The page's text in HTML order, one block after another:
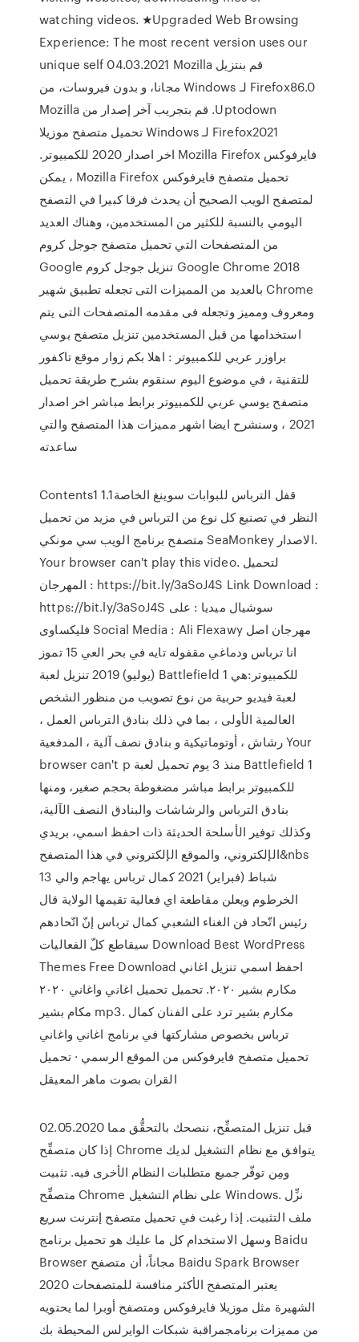
watching videos. ★Upgraded Web Browsing
Experience: The most recent version uses our
unique self 04.03.2021 ‫قم بنتزيل Mozilla
Firefox86.0 لـ Windows مجانا، و بدون فيروسات، من
Uptodown. قم بتجريب آخر إصدار من Mozilla
Firefox2021 لـ Windows تحميل متصفح موزيلا
فايرفوكس Mozilla Firefox اخر اصدار 2020 للكمبيوتر.
تحميل متصفح فايرفوكس Mozilla Firefox ، يمكن
لمتصفح الويب الصحيح أن يحدث فرقا كبيرا في التصفح
اليومي بالنسبة للكثير من المستخدمين، وهناك العديد
من المتصفحات التي تحميل متصفح جوجل كروم
Google Chrome 2018 تنزيل جوجل كروم Google
Chrome بالعديد من المميزات التى تجعله تطبيق شهير
ومعروف ومميز وتجعله فى مقدمه المتصفحات التى يتم
استخدامها من قبل المستخدمين تنزيل متصفح يوسي
براوزر عربي للكمبيوتر : اهلا بكم زوار موقع تاكفور
للتقنية ، في موضوع اليوم سنقوم بشرح طريقة تحميل
متصفح يوسي عربي للكمبيوتر برابط مباشر اخر اصدار
2021 ، وسنشرح ايضا اشهر مميزات هذا المتصفح والتي
ساعدته
Contents1 قفل الترباس للبوابات سوينغ الخاصة1.1
النظر في تصنيع كل نوع من الترباس في مزيد من تحميل
متصفح برنامج الويب سي مونكي SeaMonkey الاصدار.
Your browser can't play this video. لتحميل
المهرجان : https://bit.ly/3aSoJ4S Link Download :
https://bit.ly/3aSoJ4S سوشيال ميديا : على
فليكساوى Social Media : Ali Flexawy مهرجان اصل
انا ترباس ودماغي مقفوله تايه في بحر العي 15 تموز
(يوليو) 2019 تنزيل لعبة Battlefield 1 للكمبيوتر:هي
لعبة فيديو حربية من نوع تصويب من منظور الشخص
العالمية الأولى ، بما في ذلك بنادق الترباس العمل ،
رشاش ، أوتوماتيكية و بنادق نصف آلية ، المدفعية Your
browser can't p منذ 3 يوم تحميل لعبة Battlefield 1
للكمبيوتر برابط مباشر مضغوطة بحجم صغير، ومنها
بنادق الترباس والرشاشات والبنادق النصف الآلية،
وكذلك توفير الأسلحة الحديثة ذات احفظ اسمي، بريدي
الإلكتروني، والموقع الإلكتروني في هذا المتصفح&nbs
13 شباط (فبراير) 2021 كمال ترباس يهاجم والي
الخرطوم ويعلن مقاطعة اي فعالية تقيمها الولاية قال
رئيس اتّحاد فن الغناء الشعبي كمال ترباس إنّ اتّحادهم
سيقاطع كلّ الفعاليات Download Best WordPress
Themes Free Download احفظ اسمي تنزيل اغاني
مكارم بشير ٢٠٢٠. تحميل تحميل اغاني واغاني ٢٠٢٠
مكام بشير mp3. مكارم بشير ترد على الفنان كمال
ترباس بخصوص مشاركتها في برنامج اغاني واغاني
تحميل متصفح فايرفوكس من الموقع الرسمي · تحميل
القران بصوت ماهر المعيقل
02.05.2020 قبل تنزيل المتصفِّح، ننصحك بالتحقُّق مما
إذا كان متصفِّح Chrome يتوافق مع نظام التشغيل لديك
ومِن توفّر جميع متطلبات النظام الأخرى فيه. تثبيت
متصفِّح Chrome على نظام التشغيل Windows. نزِّل
ملف التثبيت. إذا رغبت في تحميل متصفح إنترنت سريع
وسهل الاستخدام كل ما عليك هو تحميل برنامج Baidu
Browser مجاناً، أن متصفح Baidu Spark Browser
2020 يعتبر المتصفح الأكثر منافسة للمتصفحات
الشهيرة مثل موزيلا فايرفوكس ومتصفح أوبرا لما يحتويه
من مميزات برنامجمراقبة شبكات الوايرلس المحيطة بك